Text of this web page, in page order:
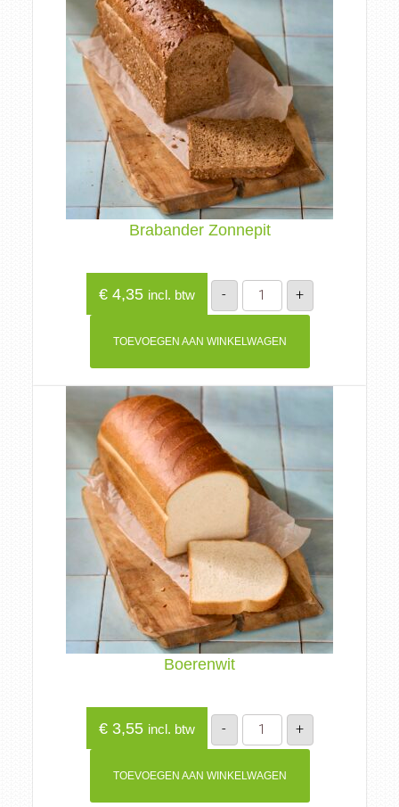
Brabander Zonnepit
€4,35 incl. btw -
Brabander
Zonnepit
aantal
+
TOEVOEGEN AAN WINKELWAGEN
Boerenwit
€3,55 incl. btw -
Boerenwit
aantal
+
TOEVOEGEN AAN WINKELWAGEN